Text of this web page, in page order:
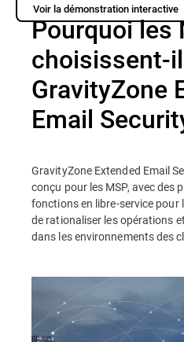
Voir la démonstration interactive
Pourquoi les
choisissent-
GravityZone
Email
GravityZone Extended Email
conçu pour les MSP, avec des
fonctions en libre-service
de rationaliser les opérations
dans les environnements des